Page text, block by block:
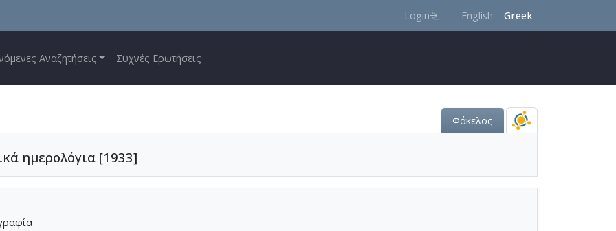
Login English Greek
Αναζητήσεις Συχνές Ερωτήσεις
Φάκελος
ημερολόγια [1933]